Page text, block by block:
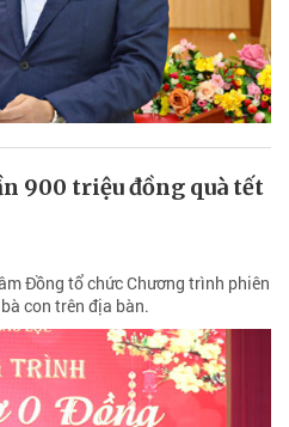
900 triệu đồng quà tết
Đồng tổ chức Chương trình phiên
con trên địa bàn.